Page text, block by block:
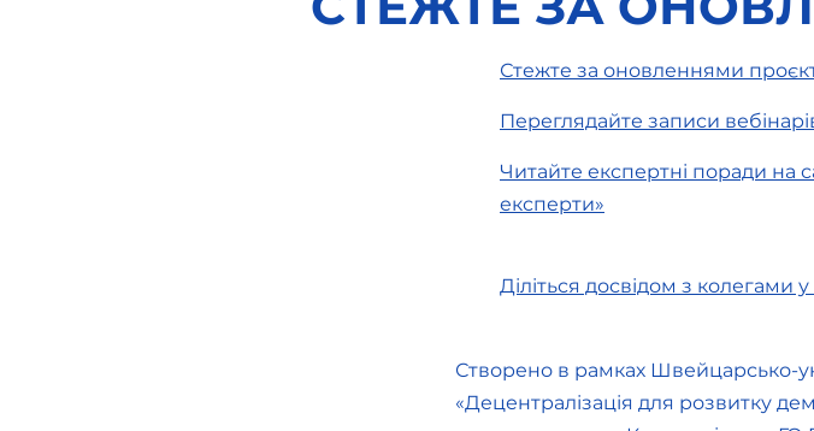
Узуфрукт
закладам освіти
Стежте за оновленнями
Переглядайте записи
Читайте експертні поради на
експерти»
Діліться досвідом з колегами у
Створено в рамках Швейцарсько-
«Децентралізація для розвитку